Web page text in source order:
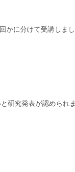
かに分けて受講しま
研究発表が認められ